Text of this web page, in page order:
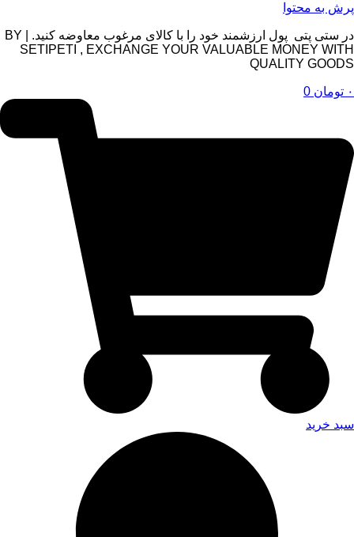
پرش به محتوا
در ستی پتی پول ارزشمند خود را با کالای مرغوب معاوضه کنید. | BY
SETIPETI , EXCHANGE YOUR VALUABLE MONEY WITH
QUALITY GOODS
۰ تومان 0
سبد خرید